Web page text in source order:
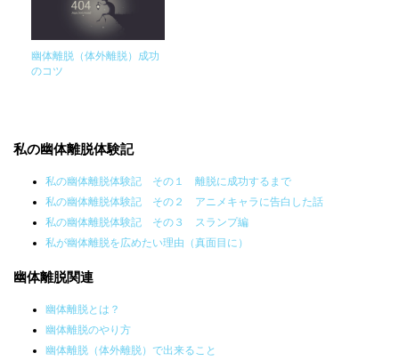
幽体離脱（体外離脱）成功
のコツ
私の幽体離脱体験記
私の幽体離脱体験記 その１ 離脱に成功するまで
私の幽体離脱体験記 その２ アニメキャラに告白した話
私の幽体離脱体験記 その３ スランプ編
私が幽体離脱を広めたい理由（真面目に）
幽体離脱関連
幽体離脱とは？
幽体離脱のやり方
幽体離脱（体外離脱）で出来ること